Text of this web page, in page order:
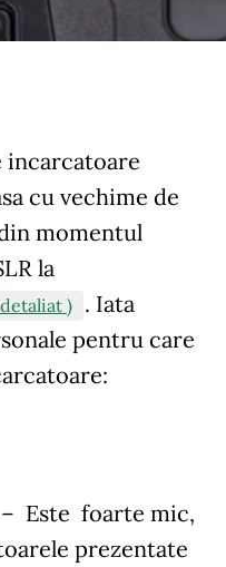
incarcatoare
cu vechime de
momentul
la
) . Iata
pentru care
– Este foarte mic,
prezentate